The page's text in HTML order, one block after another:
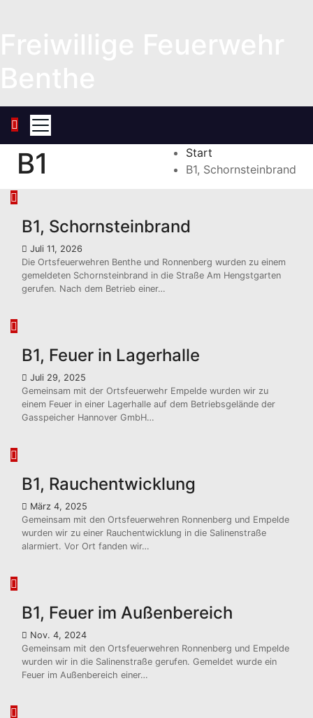
B1
Start
B1, Schornsteinbrand
B1, Schornsteinbrand
Juli 11, 2026
Die Ortsfeuerwehren Benthe und Ronnenberg wurden zu einem
gemeldeten Schornsteinbrand in die Straße Am Hengstgarten
gerufen. Nach dem Betrieb einer…
B1, Feuer in Lagerhalle
Juli 29, 2025
Gemeinsam mit der Ortsfeuerwehr Empelde wurden wir zu
einem Feuer in einer Lagerhalle auf dem Betriebsgelände der
Gasspeicher Hannover GmbH…
B1, Rauchentwicklung
März 4, 2025
Gemeinsam mit den Ortsfeuerwehren Ronnenberg und Empelde
wurden wir zu einer Rauchentwicklung in die Salinenstraße
alarmiert. Vor Ort fanden wir…
B1, Feuer im Außenbereich
Nov. 4, 2024
Gemeinsam mit den Ortsfeuerwehren Ronnenberg und Empelde
wurden wir in die Salinenstraße gerufen. Gemeldet wurde ein
Feuer im Außenbereich einer…